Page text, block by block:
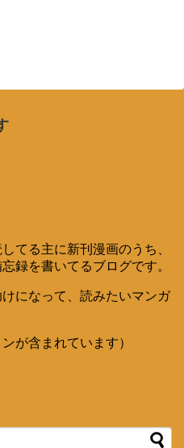
てる主に新刊漫画のうち、
録を書いてるブログです。
になって、読みたいマンガ
が含まれています）